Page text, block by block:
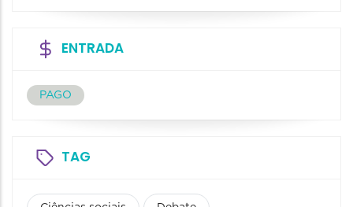
ENTRADA
PAGO
TAG